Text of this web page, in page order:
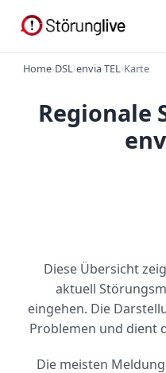
Home›DSL›envia TEL›Karte
Regionale
Diese Übersicht
aktuell
eingehen. Die
Problemen und dient
Die meisten